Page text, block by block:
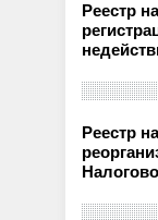
Реестр
Реестр